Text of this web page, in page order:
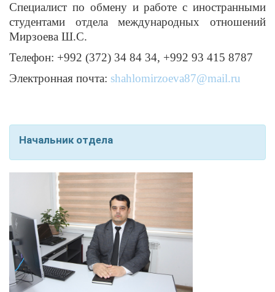
Специалист по обмену и работе с иностранными
студентами отдела международных отношений
Мирзоева Ш.С.
Телефон: +992 (372) 34 84 34, +992 93 415 8787
Электронная почта: shahlomirzoeva87@mail.ru
Начальник отдела